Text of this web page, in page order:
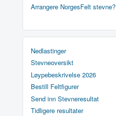
Arrangere NorgesFelt stevne?
Nedlastinger
Stevneoversikt
Løypebeskrivelse 2026
Bestill Feltfigurer
Send inn Stevneresultat
Tidligere resultater